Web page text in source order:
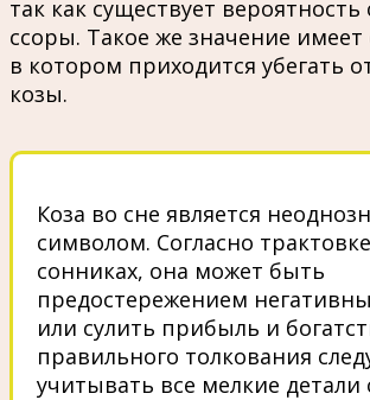
так как существует
ссоры. Такое же значение
в котором приходится убегать
козы.
Коза во сне является
символом. Согласно
сонниках, она может быть
предостережением
или сулить прибыль и
правильного толкования
учитывать все мелкие детали